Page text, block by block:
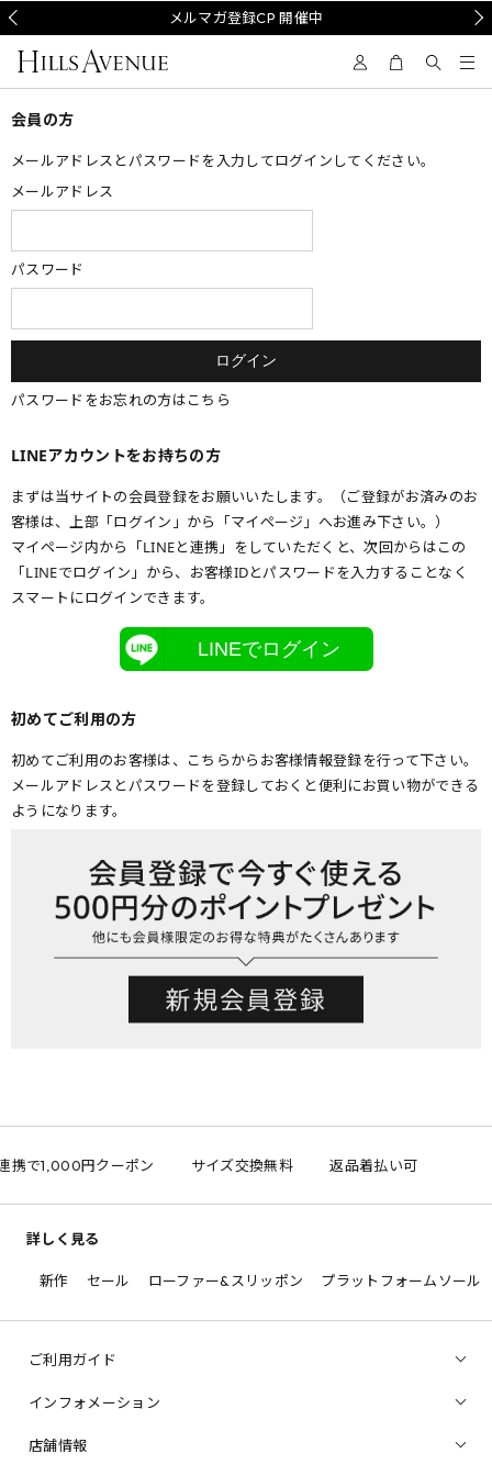
メルマガ登録CP 開催中
会員の方
メールアドレスとパスワードを入力してログインしてください。
メールアドレス
パスワード
パスワードをお忘れの方はこちら
LINEアカウントをお持ちの方
まずは当サイトの会員登録をお願いいたします。（ご登録がお済みのお
客様は、上部「ログイン」から「マイページ」へお進み下さい。）
マイページ内から「LINEと連携」をしていただくと、次回からはこの
「LINEでログイン」から、お客様IDとパスワードを入力することなく
スマートにログインできます。
LINEでログイン
初めてご利用の方
初めてご利用のお客様は、こちらからお客様情報登録を行って下さい。
メールアドレスとパスワードを登録しておくと便利にお買い物ができる
ようになります。
携で1,000円クーポン サイズ交換無料 返品着払い可
詳しく見る
新作 セール ローファー&スリッポン プラットフォームソール
ご利用ガイド
インフォメーション
店舗情報